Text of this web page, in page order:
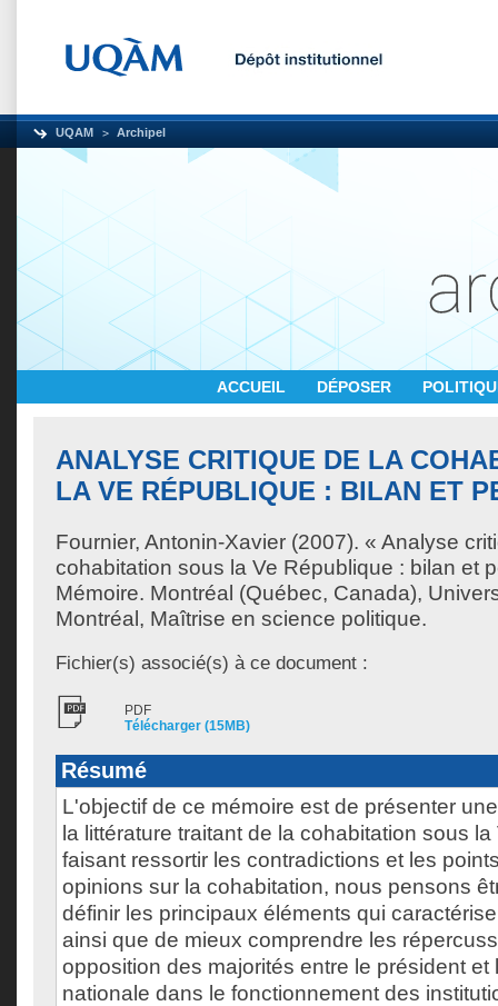
UQAM Archipel
ACCUEIL DÉPOSER
ANALYSE CRITIQUE DE LA
LA VE RÉPUBLIQUE : BILAN ET
Fournier, Antonin-Xavier (2007). « Analyse
cohabitation sous la Ve République : bilan et
Mémoire. Montréal (Québec, Canada),
Montréal, Maîtrise en science politique.
Fichier(s) associé(s) à ce document :
PDF
Télécharger (15MB)
Résumé
L'objectif de ce mémoire est de présenter
la littérature traitant de la cohabitation sous
faisant ressortir les contradictions et les
opinions sur la cohabitation, nous pensons
définir les principaux éléments qui
ainsi que de mieux comprendre les
opposition des majorités entre le président et
nationale dans le fonctionnement des